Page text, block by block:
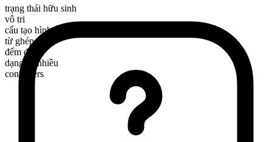
trạng thái hữu sinh
vô tri
cấu tạo hình thái
từ ghép
đếm được
dạng số nhiều
containers